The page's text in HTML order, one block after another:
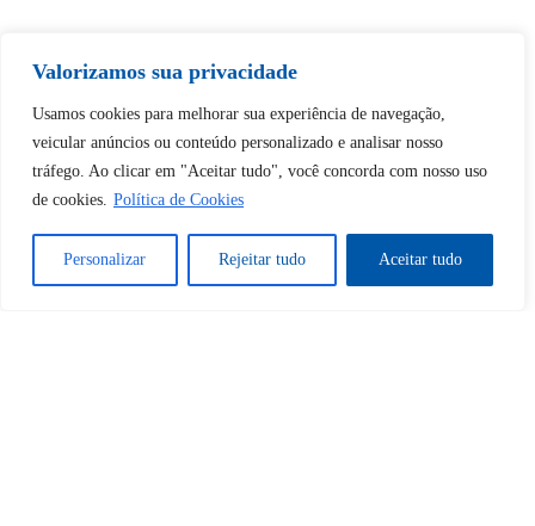
Valorizamos sua privacidade
Usamos cookies para melhorar sua experiência de navegação,
veicular anúncios ou conteúdo personalizado e analisar nosso
tráfego. Ao clicar em "Aceitar tudo", você concorda com nosso uso
de cookies. Política de Cookies
Personalizar Rejeitar tudo Aceitar tudo
Tem certeza de que deseja
desbloquear esta publicação?
Desbloquear esquerda : 0